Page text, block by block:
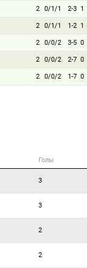
2 0/1/1 2-3 1
2 0/1/1 1-2 1
2 0/0/2 3-5 0
2 0/0/2 2-7 0
2 0/0/2 1-7 0
Голы
3
3
2
2